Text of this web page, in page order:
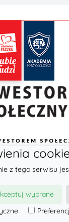
sp. z
producent ·
hurtowa
z tego serwisu
wybrane